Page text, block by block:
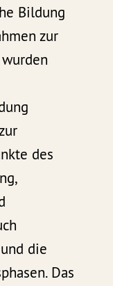
Bildung
zur
des
die
Das